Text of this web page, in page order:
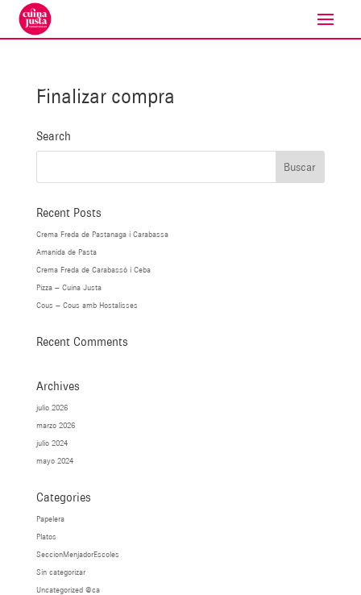
Finalizar compra
Search
Recent Posts
Crema Freda de Pastanaga i Carabassa
Amanida de Pasta
Crema Freda de Carabassó i Ceba
Pizza – Cuina Justa
Cous – Cous amb Hostalisses
Recent Comments
Archives
julio 2026
marzo 2026
julio 2024
mayo 2024
Categories
Papelera
Platos
SeccionMenjadorEscoles
Sin categorizar
Uncategorized @ca